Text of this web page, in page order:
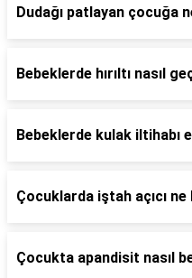
Dudağı patlayan çocuğa
Bebeklerde hırıltı nasıl
Bebeklerde kulak iltihabı
Çocuklarda iştah açıcı
Çocukta apandisit nasıl